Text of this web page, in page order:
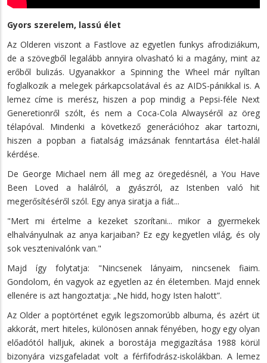
Gyors szerelem, lassú élet
Az Olderen viszont a Fastlove az egyetlen funkys afrodiziákum,
de a szövegből legalább annyira olvasható ki a magány, mint az
erőből bulizás. Ugyanakkor a Spinning the Wheel már nyíltan
foglalkozik a melegek párkapcsolatával és az AIDS-pánikkal is. A
lemez címe is merész, hiszen a pop mindig a Pepsi-féle Next
Generetionről szólt, és nem a Coca-Cola Alwayséről az öreg
télapóval. Mindenki a következő generációhoz akar tartozni,
hiszen a popban a fiatalság imázsának fenntartása élet-halál
kérdése.
De George Michael nem áll meg az öregedésnél, a You Have
Been Loved a halálról, a gyászról, az Istenben való hit
megerősítéséről szól. Egy anya siratja a fiát...
"Mert mi értelme a kezeket szorítani... mikor a gyermekek
elhalványulnak az anya karjaiban? Ez egy kegyetlen világ, és oly
sok vesztenivalónk van."
Majd így folytatja: "Nincsenek lányaim, nincsenek fiaim.
Gondolom, én vagyok az egyetlen az én életemben. Majd ennek
ellenére is azt hangoztatja: „Ne hidd, hogy Isten halott”.
Az Older a poptörténet egyik legszomorúbb albuma, és azért üt
akkorát, mert hiteles, különösen annak fényében, hogy egy olyan
előadótól halljuk, akinek a borostája megigazítása 1988 körül
bizonyára vizsgafeladat volt a férfifodrász-iskolákban. A lemez